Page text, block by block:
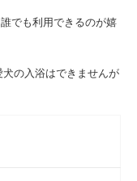
でも利用できるのが嬉
の入浴はできませんが